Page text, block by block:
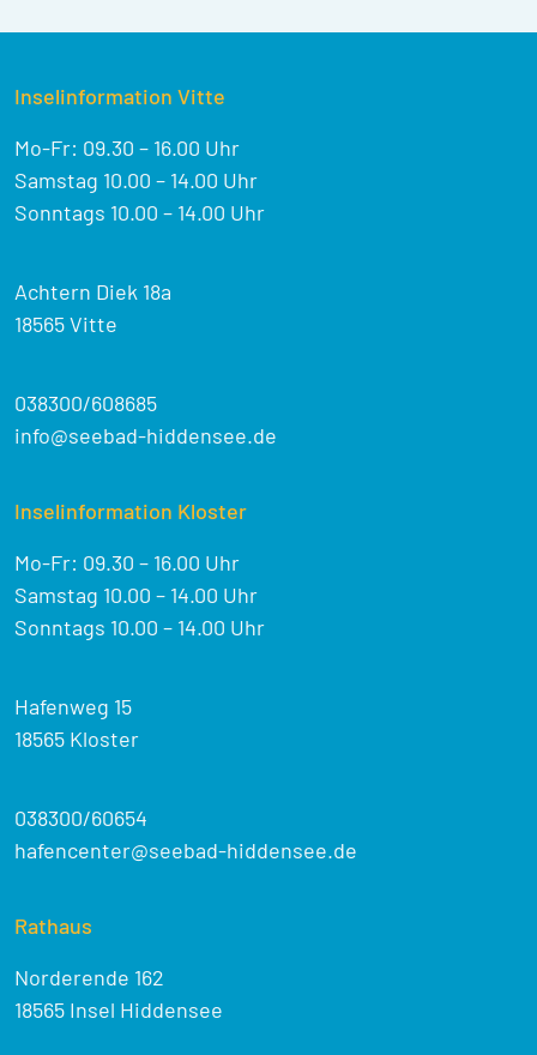
Inselinformation Vitte
Mo-Fr: 09.30 – 16.00 Uhr
Samstag 10.00 – 14.00 Uhr
Sonntags 10.00 – 14.00 Uhr
Achtern Diek 18a
18565 Vitte
038300/608685
info@seebad-hiddensee.de
Inselinformation Kloster
Mo-Fr: 09.30 – 16.00 Uhr
Samstag 10.00 – 14.00 Uhr
Sonntags 10.00 – 14.00 Uhr
Hafenweg 15
18565 Kloster
038300/60654
hafencenter@seebad-hiddensee.de
Rathaus
Norderende 162
18565 Insel Hiddensee